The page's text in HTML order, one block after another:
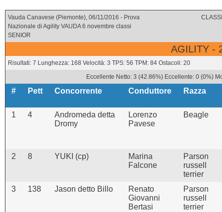
Vauda Canavese (Piemonte), 06/11/2016 - Prova
Nazionale di Agility VAUDA 6 novembre classi
SENIOR
AGILITY -
Risultati: 7 Lunghezza: 168 Velocità: 3 TPS: 56 TPM: 84 Ostacoli: 20
Eccellente Netto: 3 (42.86%) Eccellente: 0 (0%)
# Pett Concorrente Conduttore Razza
1 4
Andromeda detta
Dromy
Lorenzo
Pavese
Beagle
2 8 YUKI (cp)
Marina
Falcone
Parson
russell
terrier
3
138 Jason detto Billo
Renato
Giovanni
Bertasi
Parson
russell
terrier